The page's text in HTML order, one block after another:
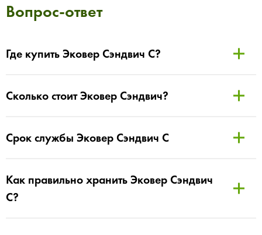
Вопрос-ответ
Где купить Эковер Сэндвич С?
Сколько стоит Эковер Сэндвич?
Срок службы Эковер Сэндвич С
Как правильно хранить Эковер Сэндвич
С?